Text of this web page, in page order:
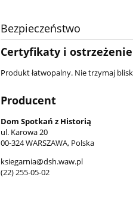
Bezpieczeństwo
Certyfikaty i
Produkt łatwopalny. Nie trzymaj
Producent
Dom Spotkań z Historią
ul. Karowa 20
00-324 WARSZAWA, Polska
ksiegarnia@dsh.waw.pl
(22) 255-05-02